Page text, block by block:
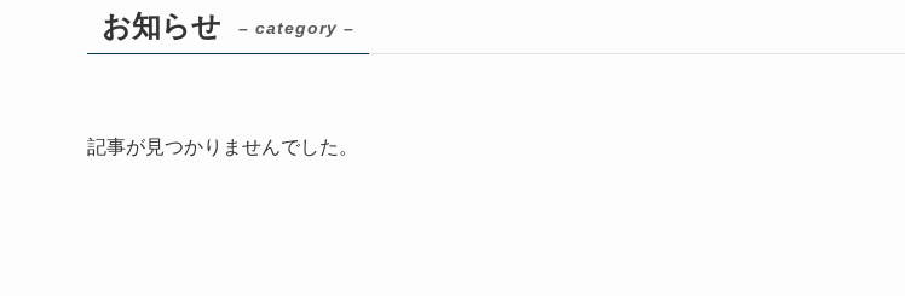
お知らせ – category –
記事が見つかりませんでした。